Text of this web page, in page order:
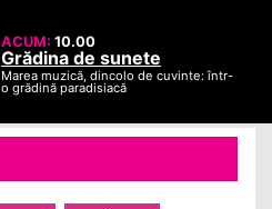
ACUM:10.00
Grădina de sunete
Marea muzică, dincolo de cuvinte: într-
o grădină paradisiacă